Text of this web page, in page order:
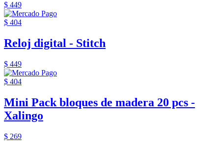
$ 449
$ 404
Reloj digital - Stitch
$ 449
$ 404
Mini Pack bloques de madera 20 pcs -
Xalingo
$ 269